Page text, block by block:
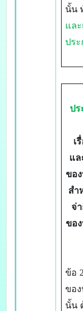
นั้น
แล
ปร
ปร
เ
แล
ขอ
สำ
จ่
ขอ
ข้อ 2
ขอ
นั้น